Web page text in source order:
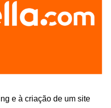
e à criação de um site